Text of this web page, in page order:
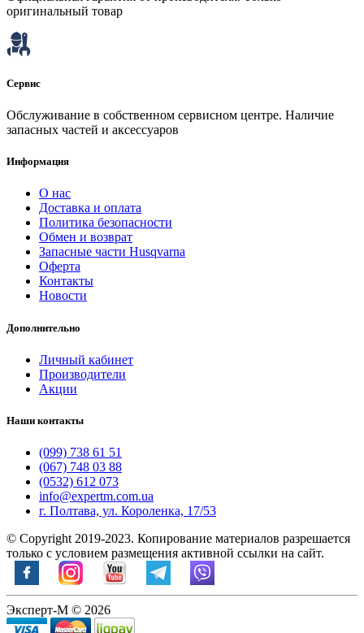
оригинальный товар
Сервис
Обслуживание в собственном сервисном центре. Наличие
запасных частей и аксессуаров
Информация
О нас
Доставка и оплата
Политика безопасности
Обмен и возврат
Запасные части Husqvarna
Оферта
Контакты
Новости
Дополнительно
Личный кабинет
Производители
Акции
Наши контакты
(099) 738 61 51
(067) 748 03 88
(0532) 612 073
info@expertm.com.ua
г. Полтава, ул. Короленка, 17/53
© Copyright 2019-2023. Копирование материалов разрешается
только с условием размещения активной ссылки на сайт.
Эксперт-М © 2026